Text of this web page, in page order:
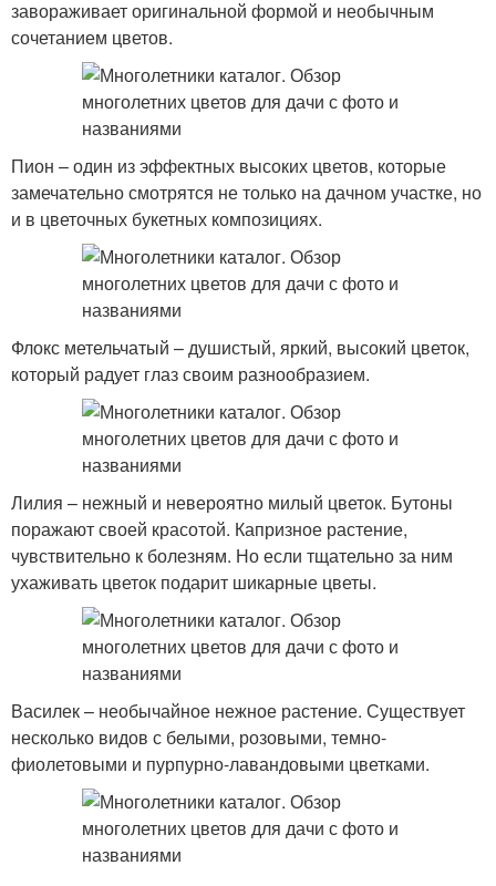
завораживает оригинальной формой и необычным
сочетанием цветов.
Пион – один из эффектных высоких цветов, которые
замечательно смотрятся не только на дачном участке, но
и в цветочных букетных композициях.
Флокс метельчатый – душистый, яркий, высокий цветок,
который радует глаз своим разнообразием.
Лилия – нежный и невероятно милый цветок. Бутоны
поражают своей красотой. Капризное растение,
чувствительно к болезням. Но если тщательно за ним
ухаживать цветок подарит шикарные цветы.
Василек – необычайное нежное растение. Существует
несколько видов с белыми, розовыми, темно-
фиолетовыми и пурпурно-лавандовыми цветками.